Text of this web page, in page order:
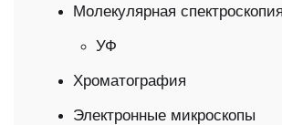
Молекулярная спектроскопия
УФ
Хроматография
Электронные микроскопы